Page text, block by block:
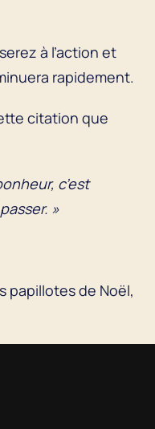
à l’action et
rapidement.
citation que
c’est
»
papillotes de Noël,